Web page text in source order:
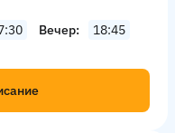
Вечер
18:45